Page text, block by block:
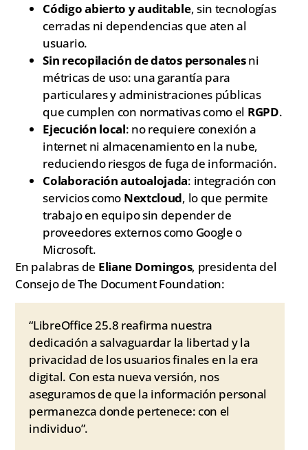
Código abierto y auditable, sin tecnologías
cerradas ni dependencias que aten al
usuario.
Sin recopilación de datos personalesni
métricas de uso: una garantía para
particulares y administraciones públicas
que cumplen con normativas como el RGPD.
Ejecución local: no requiere conexión a
internet ni almacenamiento en la nube,
reduciendo riesgos de fuga de información.
Colaboración autoalojada: integración con
servicios como Nextcloud, lo que permite
trabajo en equipo sin depender de
proveedores externos como Google o
Microsoft.
En palabras de Eliane Domingos, presidenta del
Consejo de The Document Foundation:
“LibreOffice 25.8 reafirma nuestra
dedicación a salvaguardar la libertad y la
privacidad de los usuarios finales en la era
digital. Con esta nueva versión, nos
aseguramos de que la información personal
permanezca donde pertenece: con el
individuo”.